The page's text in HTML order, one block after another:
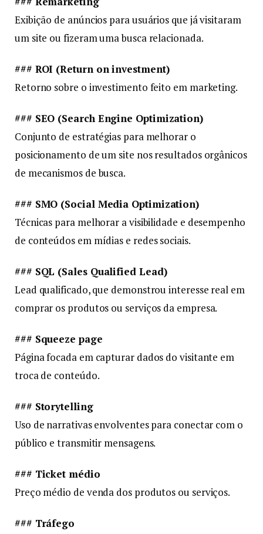
Exibição de anúncios para usuários que já visitaram
um site ou fizeram uma busca relacionada.
### ROI (Return on investment)
Retorno sobre o investimento feito em marketing.
### SEO (Search Engine Optimization)
Conjunto de estratégias para melhorar o
posicionamento de um site nos resultados orgânicos
de mecanismos de busca.
### SMO (Social Media Optimization)
Técnicas para melhorar a visibilidade e desempenho
de conteúdos em mídias e redes sociais.
### SQL (Sales Qualified Lead)
Lead qualificado, que demonstrou interesse real em
comprar os produtos ou serviços da empresa.
### Squeeze page
Página focada em capturar dados do visitante em
troca de conteúdo.
### Storytelling
Uso de narrativas envolventes para conectar com o
público e transmitir mensagens.
### Ticket médio
Preço médio de venda dos produtos ou serviços.
### Tráfego